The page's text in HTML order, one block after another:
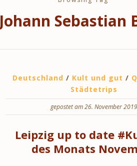
Johann Sebastian
Deutschland / Kult und gut /
Städtetrips
gepostet am 26. November 2019
Leipzig up to date
des Monats